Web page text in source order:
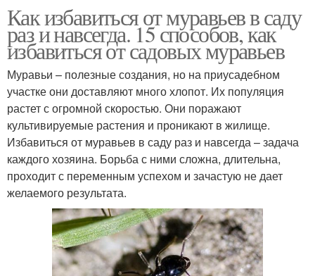
Как избавиться от муравьев в саду
раз и навсегда. 15 способов, как
избавиться от садовых муравьев
Муравьи – полезные создания, но на приусадебном
участке они доставляют много хлопот. Их популяция
растет с огромной скоростью. Они поражают
культивируемые растения и проникают в жилище.
Избавиться от муравьев в саду раз и навсегда – задача
каждого хозяина. Борьба с ними сложна, длительна,
проходит с переменным успехом и зачастую не дает
желаемого результата.